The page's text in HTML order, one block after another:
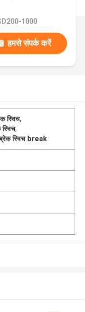
1000
हमसे संपर्क करें
स्विच,
,
स्विच break